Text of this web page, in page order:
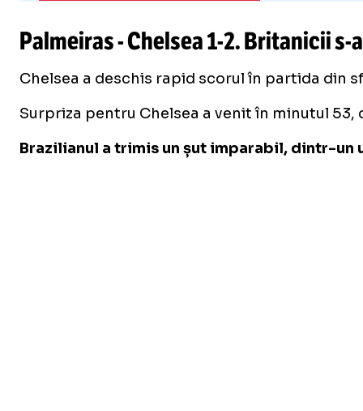
Palmeiras - Chelsea1-2. Britaniciis-
Chelsea a deschis rapid scorul în partida din
Surpriza pentru Chelsea a venit în minutul
Brazilianul a trimis un șut imparabil, dintr-